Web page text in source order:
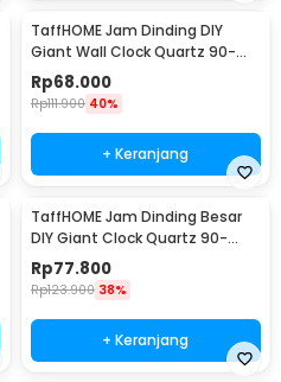
TaffHOME Jam Dinding DIY
Giant Wall Clock Quartz 90-
100cm - DIY-105
Rp68.000
Rp111.900 40%
+ Keranjang
TaffHOME Jam Dinding Besar
DIY Giant Clock Quartz 90-
100cm - DIY-106
Rp77.800
Rp123.900 38%
+ Keranjang